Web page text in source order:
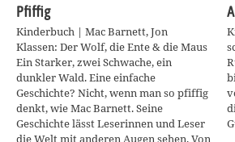
Pfiffig
Kinderbuch | Mac Barnett, Jon
Klassen: Der Wolf, die Ente & die Maus
Ein Starker, zwei Schwache, ein
dunkler Wald. Eine einfache
Geschichte? Nicht, wenn man so pfiffig
denkt, wie Mac Barnett. Seine
Geschichte lässt Leserinnen und Leser
die Welt mit anderen Augen sehen. Von